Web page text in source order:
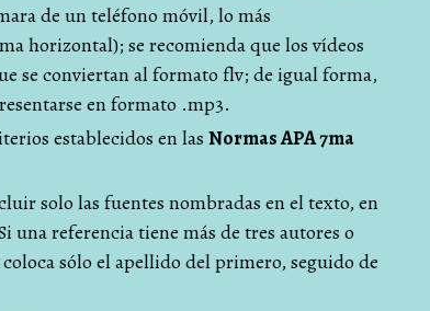
de un teléfono móvil, lo más
horizontal); se recomienda que los vídeos
se conviertan al formato flv; de igual forma,
en formato .mp3.
establecidos en las Normas APA 7ma
solo las fuentes nombradas en el texto, en
referencia tiene más de tres autores o
sólo el apellido del primero, seguido de